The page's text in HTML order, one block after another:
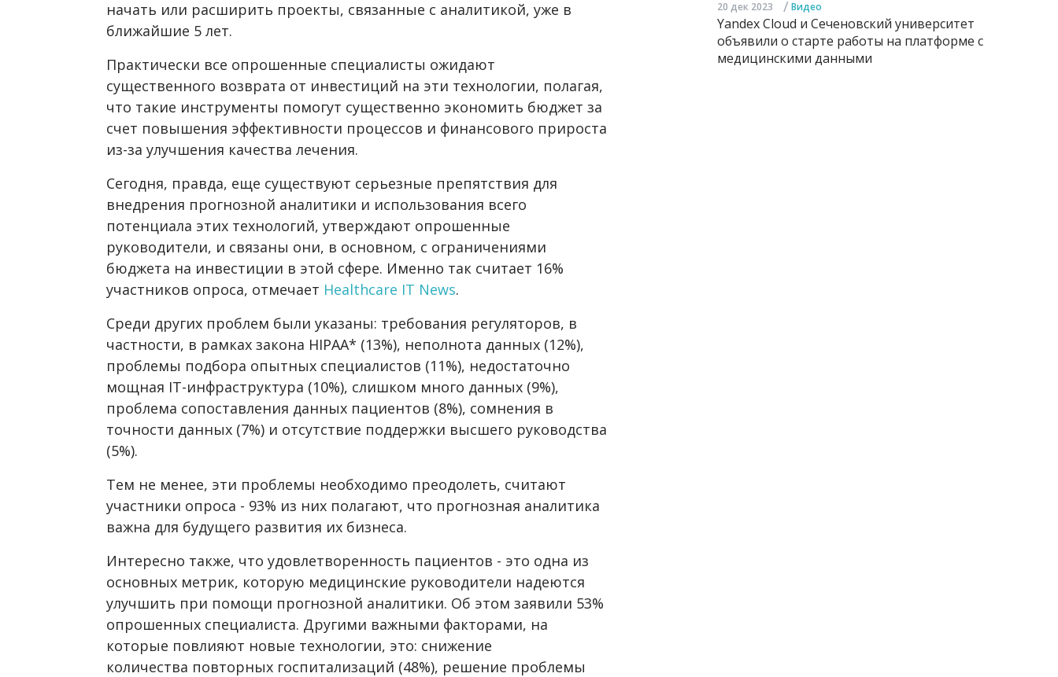
начать или расширить проекты, связанные с аналитикой, уже в
ближайшие 5 лет.
Практически все опрошенные специалисты ожидают
существенного возврата от инвестиций на эти технологии, полагая,
что такие инструменты помогут существенно экономить бюджет за
счет повышения эффективности процессов и финансового прироста
из-за улучшения качества лечения.
Сегодня, правда, еще существуют серьезные препятствия для
внедрения прогнозной аналитики и использования всего
потенциала этих технологий, утверждают опрошенные
руководители, и связаны они, в основном, с ограничениями
бюджета на инвестиции в этой сфере. Именно так считает 16%
участников опроса, отмечает Healthcare IT News.
Среди других проблем были указаны: требования регуляторов, в
частности, в рамках закона HIPAA* (13%), неполнота данных (12%),
проблемы подбора опытных специалистов (11%), недостаточно
мощная IT-инфраструктура (10%), слишком много данных (9%),
проблема сопоставления данных пациентов (8%), сомнения в
точности данных (7%) и отсутствие поддержки высшего руководства
(5%).
Тем не менее, эти проблемы необходимо преодолеть, считают
участники опроса - 93% из них полагают, что прогнозная аналитика
важна для будущего развития их бизнеса.
Интересно также, что удовлетворенность пациентов - это одна из
основных метрик, которую медицинские руководители надеются
улучшить при помощи прогнозной аналитики. Об этом заявили 53%
опрошенных специалиста. Другими важными факторами, на
которые повлияют новые технологии, это: снижение
количества повторных госпитализаций (48%), решение проблемы
20 дек 2023 / Видео
Yandex Cloud и Сеченовский университет
объявили о старте работы на платформе с
медицинскими данными